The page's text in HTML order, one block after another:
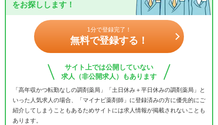
をお探しします！
1分で登録完了！
無料で登録する！
サイト上では公開していない
求人（非公開求人）もあります
「高年収かつ転勤なしの調剤薬局」「土日休み＋平日休みの調剤薬局」と
いった人気求人の場合、「マイナビ薬剤師」に登録済みの方に優先的にご
紹介してしまうこともあるためサイトには求人情報が掲載されないことも
あります。